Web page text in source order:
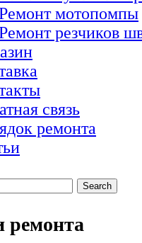
мотопомпы
резчиков
связь
ремонта
ремонта